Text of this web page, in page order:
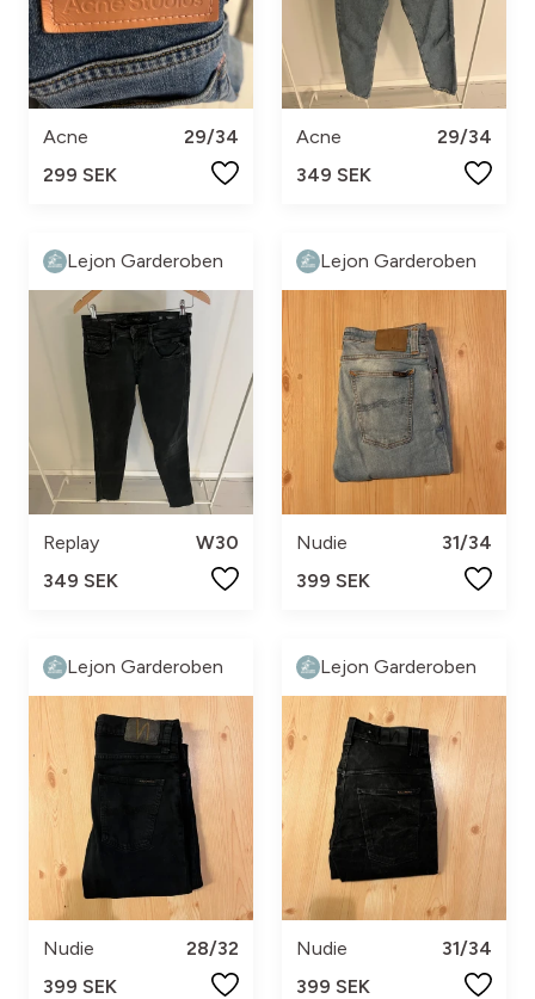
Acne
29/34
299 SEK
Acne
29/34
349 SEK
Lejon Garderoben
Replay
W30
349 SEK
Lejon Garderoben
Nudie
31/34
399 SEK
Lejon Garderoben
Nudie
28/32
399 SEK
Lejon Garderoben
Nudie
31/34
399 SEK